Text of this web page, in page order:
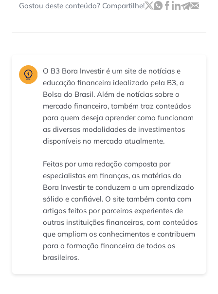
Gostou deste conteúdo? Compartilhe!
O B3 Bora Investir é um site de notícias e
educação financeira idealizado pela B3, a
Bolsa do Brasil. Além de notícias sobre o
mercado financeiro, também traz conteúdos
para quem deseja aprender como funcionam
as diversas modalidades de investimentos
disponíveis no mercado atualmente.
Feitas por uma redação composta por
especialistas em finanças, as matérias do
Bora Investir te conduzem a um aprendizado
sólido e confiável. O site também conta com
artigos feitos por parceiros experientes de
outras instituições financeiras, com conteúdos
que ampliam os conhecimentos e contribuem
para a formação financeira de todos os
brasileiros.